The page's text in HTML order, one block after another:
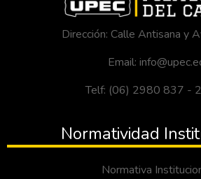
Dirección: Calle Antisana y
Email:
Telf: (06) 2980 837 -
Normatividad
Normativa